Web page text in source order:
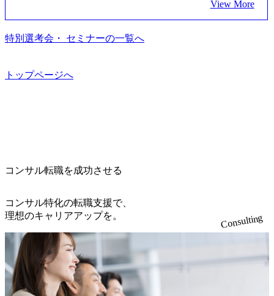
ムより高いオファー年収 ・実力主義でプロモーションでき
る（ダブルスキップもあり） ・週に1度のアサインｍｔｇで
こまめに社員のキャリアについて検討してもらえる。結
果、なりたいキャリアを反映できるｐｊにアサインしても
るため、エンジニアの視点からも協業しクライアントへ価
keto_kajita/)） 多様なメンバー、多様なプロジェクトによる
も関わらず、外資系戦略コンサルティングファームや総合
系コンサルティングファームをはじめ、メーカー、ITベン
チャー、外資系金融機関など多彩な出自で構成されてお
り、常に刺激を受けながらプロジェクトワークが可能 総合
コンサルティングファームの名の通り、全方位のクライア
ントに対して様々なプロジェクトが存在しており、手を上
げれば常に新しいテーマのチャレンジ機会を提供している
（ワンプール制） そのため、全体の離職率10％以下、未経
なるため、入居基準を満たす女性には住宅手当を支給しま
による引っ越し費用は、会社が負担します。 2026年8月18日
※顔出しは不要です。ご質問頂く際のみ、顔出ししていた
加ください。 当日は、質疑応答のお時間もご用意しており
ます。 是非、説明会にてお話できることを楽しみにしてお
ります。 説明会後にアンケート回答をお願いいたします。
オンライン(Google meets)
支援している。 他方、インキュベーション事業を手掛けて
いるのも同社の特徴であり、 自社で新規事業開発も手掛け
つつ、複数社への出資～ハンズオン支援も行っている。 (参
ングファームや、Slerなどから優秀層が多数ジョイン。 http
ている。 <u>ワンプール制</u>を取っており、業界の枠に縛
り、<u>営業活動に工数を割かれることなくデリバリーに注
力可能</u> 従業員満足度を非常に重視しており、意にそぐ
わないプロジェクトにアサインされてしまった場合、半強
制的に別のプロジェクトに異動することが可能。その結
果、<u>退職率も10%程度</u>(他社平均は2～30%程度) 残業
時間は<u>平均30時間程度。</u>バリューが出ていないから
残業代をつけさせないといったことはしない DE&Iにおいて
は女性活用や外国人/高齢者/障碍者などさまざまなバックグ
View More
特別選考会・ セミナーの一覧へ
トップページへ
コンサル転職を成功させる
コンサル特化の転職支援で、
理想のキャリアアップを。
Consulting